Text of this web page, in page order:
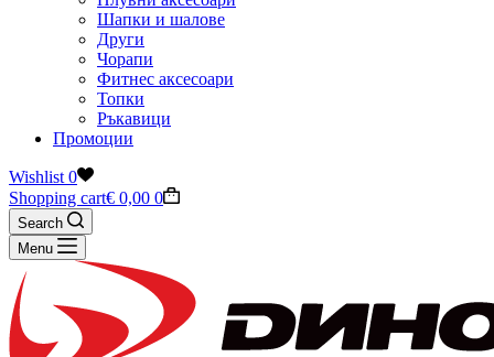
Шапки и шалове
Други
Чорапи
Фитнес аксесоари
Топки
Ръкавици
Промоции
Wishlist 0
Shopping cart€ 0,00 0
Search
Menu